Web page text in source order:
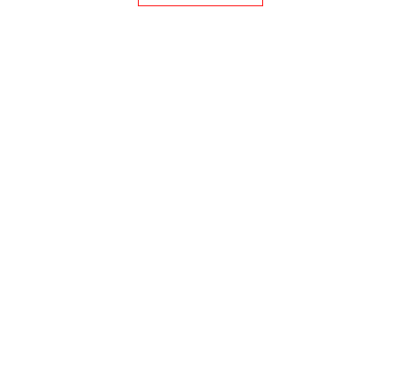
ปารากวัยที่เล่นด้วยความดุดัน เข้าใกล้เส้นแบ่งระหว่างเกมรับ